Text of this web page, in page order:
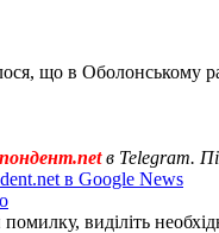
що в Оболонському
в Telegram.
в Google News
виділіть